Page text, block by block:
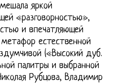
яркой
«разговорностью»,
и впечатляющей
естественной
(«Высокий дуб.
палитры и выбранной
Рубцова, Владимир